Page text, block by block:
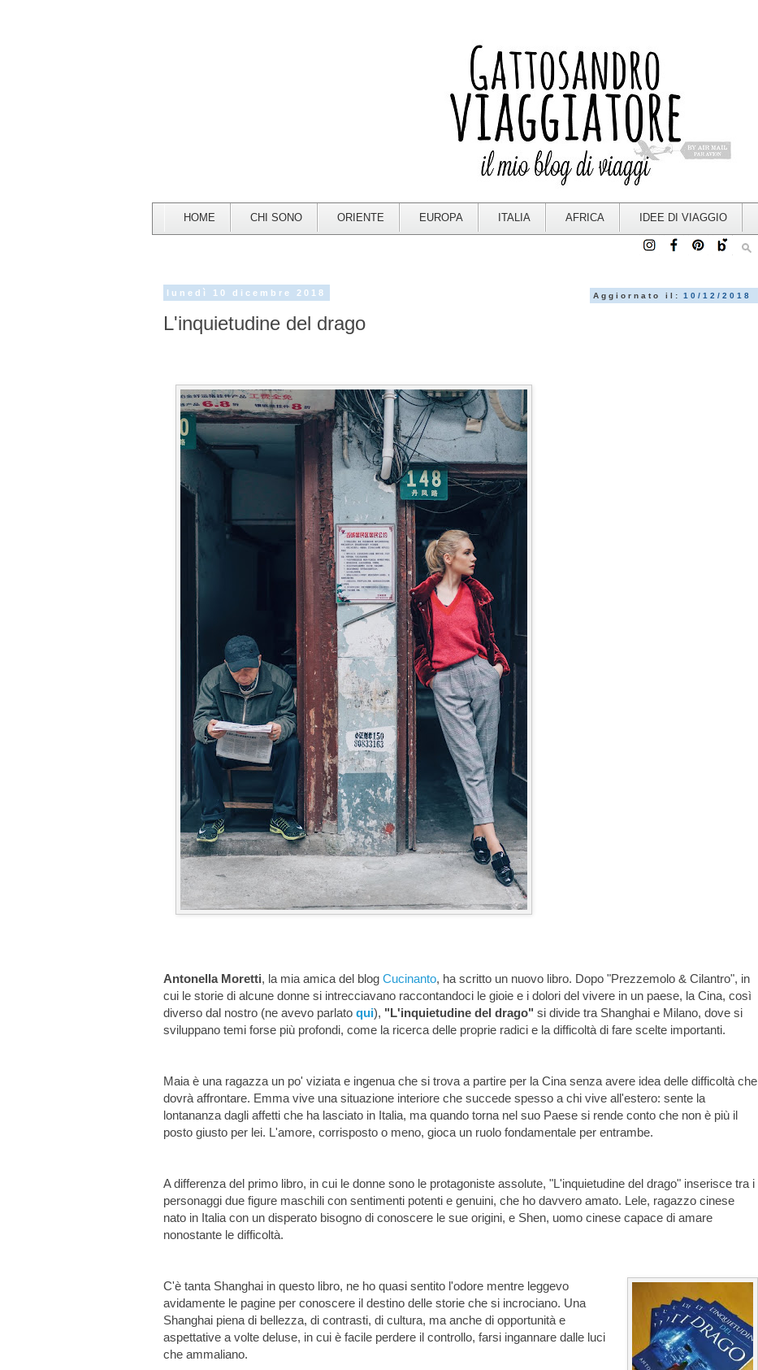
HOME CHI SONO ORIENTE EUROPA ITALIA AFRICA IDEE DI VIAGGIO
lunedì 10 dicembre 2018 Aggiornato il: 10/12/2018
L'inquietudine del drago
Antonella Moretti, la mia amica del blog Cucinanto, ha scritto un nuovo libro. Dopo "Prezzemolo & Cilantro", in
cui le storie di alcune donne si intrecciavano raccontandoci le gioie e i dolori del vivere in un paese, la Cina, così
diverso dal nostro (ne avevo parlato qui), "L'inquietudine del drago" si divide tra Shanghai e Milano, dove si
sviluppano temi forse più profondi, come la ricerca delle proprie radici e la difficoltà di fare scelte importanti.
Maia è una ragazza un po' viziata e ingenua che si trova a partire per la Cina senza avere idea delle difficoltà che
dovrà affrontare. Emma vive una situazione interiore che succede spesso a chi vive all'estero: sente la
lontananza dagli affetti che ha lasciato in Italia, ma quando torna nel suo Paese si rende conto che non è più il
posto giusto per lei. L'amore, corrisposto o meno, gioca un ruolo fondamentale per entrambe.
A differenza del primo libro, in cui le donne sono le protagoniste assolute, "L'inquietudine del drago" inserisce tra i
personaggi due figure maschili con sentimenti potenti e genuini, che ho davvero amato. Lele, ragazzo cinese
nato in Italia con un disperato bisogno di conoscere le sue origini, e Shen, uomo cinese capace di amare
nonostante le difficoltà.
C'è tanta Shanghai in questo libro, ne ho quasi sentito l'odore mentre leggevo
avidamente le pagine per conoscere il destino delle storie che si incrociano. Una
Shanghai piena di bellezza, di contrasti, di cultura, ma anche di opportunità e
aspettative a volte deluse, in cui è facile perdere il controllo, farsi ingannare dalle luci
che ammaliano.